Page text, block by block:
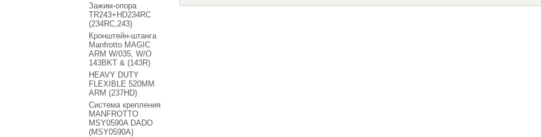
Зажим-опора
TR243+HD234RC
(234RC,243)
Кронштейн-штанга
Manfrotto MAGIC
ARM W/035, W/O
143BKT & (143R)
HEAVY DUTY
FLEXIBLE 520MM
ARM (237HD)
Система крепления
MANFROTTO
MSY0590A DADO
(MSY0590A)